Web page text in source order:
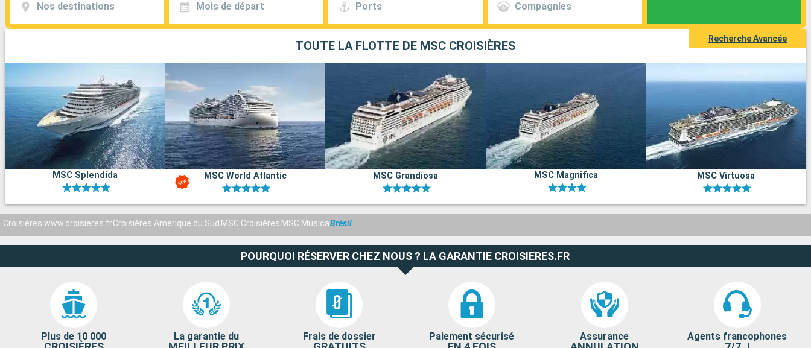
Nos destinations Mois de départ Ports Compagnies
Recherche Avancée
TOUTE LA FLOTTE DE MSC CROISIÈRES
MSC Splendida MSC World Atlantic MSC Grandiosa MSC Magnifica MSC Virtuosa
Croisières www.croisieres.frCroisières Amérique du Sud MSC Croisières MSC MusicaBrésil
POURQUOI RÉSERVER CHEZ NOUS ? LA GARANTIE CROISIERES.FR
Plus de 10 000 La garantie du Frais de dossier Paiement sécurisé Assurance Agents francophones